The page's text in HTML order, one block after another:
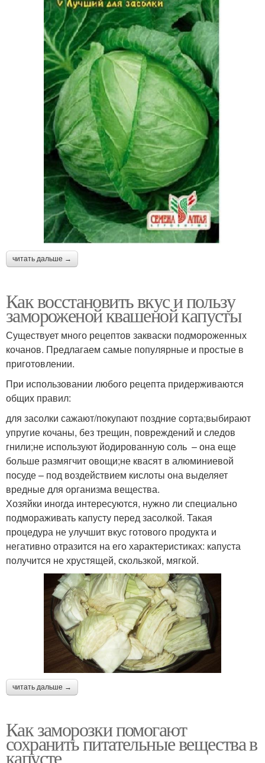
читать дальше →
Как восстановить вкус и пользу
замороженой квашеной капусты
Существует много рецептов закваски подмороженных
кочанов. Предлагаем самые популярные и простые в
приготовлении.
При использовании любого рецепта придерживаются
общих правил:
для засолки сажают/покупают поздние сорта;выбирают
упругие кочаны, без трещин, повреждений и следов
гнили;не используют йодированную соль – она еще
больше размягчит овощи;не квасят в алюминиевой
посуде – под воздействием кислоты она выделяет
вредные для организма вещества.
Хозяйки иногда интересуются, нужно ли специально
подмораживать капусту перед засолкой. Такая
процедура не улучшит вкус готового продукта и
негативно отразится на его характеристиках: капуста
получится не хрустящей, скользкой, мягкой.
читать дальше →
Как заморозки помогают
сохранить питательные вещества в
капусте